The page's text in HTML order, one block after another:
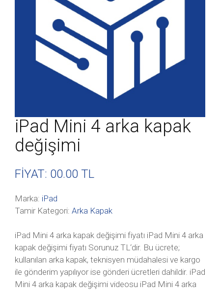
iPad Mini 4 arka kapak
değişimi
FİYAT: 00.00 TL
Marka: iPad
Tamir Kategori: Arka Kapak
iPad Mini 4 arka kapak değişimi fiyatı iPad Mini 4 arka
kapak değişimi fiyatı Sorunuz TL‘dir. Bu ücrete;
kullanılan arka kapak, teknisyen müdahalesi ve kargo
ile gönderim yapılıyor ise gönderi ücretleri dahildir. iPad
Mini 4 arka kapak değişimi videosu iPad Mini 4 arka